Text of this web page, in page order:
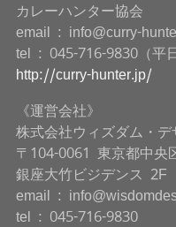
カレーハンター協会
email : info@curry-
tel : 045-716-9830（平
http://curry-hunter.jp/
《運営会社》
株式会社ウィズダム・デ
〒104-0061 東京都中央
銀座大竹ビジデンス 2F
email :
tel : 045-716-9830